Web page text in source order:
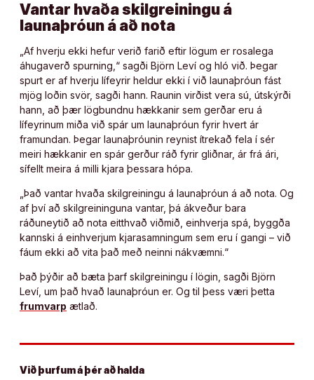
Vantar hvaða skilgreiningu á
launaþróun á að nota
„Af hverju ekki hefur verið farið eftir lögum er rosalega
áhugaverð spurning,“ sagði Björn Leví og hló við. Þegar
spurt er af hverju lífeyrir heldur ekki í við launaþróun fást
mjög loðin svör, sagði hann. Raunin virðist vera sú, útskýrði
hann, að þær lögbundnu hækkanir sem gerðar eru á
lífeyrinum miða við spár um launaþróun fyrir hvert ár
framundan. Þegar launaþróunin reynist ítrekað fela í sér
meiri hækkanir en spár gerður ráð fyrir gliðnar, ár frá ári,
sífellt meira á milli kjara þessara hópa.
„Það vantar hvaða skilgreiningu á launaþróun á að nota. Og
af því að skilgreininguna vantar, þá ákveður bara
ráðuneytið að nota eitthvað viðmið, einhverja spá, byggða
kannski á einhverjum kjarasamningum sem eru í gangi – við
fáum ekki að vita það með neinni nákvæmni.“
Það þýðir að bæta þarf skilgreiningu í lögin, sagði Björn
Leví, um það hvað launaþróun er. Og til þess væri þetta
frumvarp ætlað.
Við þurfum á þér að halda